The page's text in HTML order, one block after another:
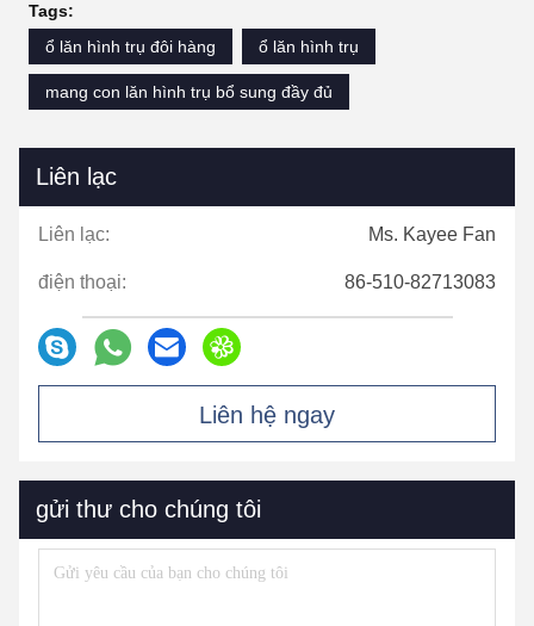
Tags:
ổ lăn hình trụ đôi hàng
ổ lăn hình trụ
mang con lăn hình trụ bổ sung đầy đủ
Liên lạc
Liên lạc: Ms. Kayee Fan
điện thoại: 86-510-82713083
Liên hệ ngay
gửi thư cho chúng tôi